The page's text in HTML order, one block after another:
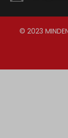
© 2023